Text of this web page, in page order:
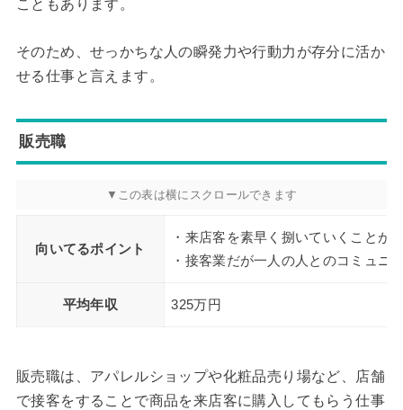
こともあります。
そのため、せっかちな人の瞬発力や行動力が存分に活か
せる仕事と言えます。
販売職
向いてるポイント
・来店客を素早く捌いていくことが
・接客業だが一人の人とのコミュニ
平均年収 325万円
販売職は、アパレルショップや化粧品売り場など、店舗
で接客をすることで商品を来店客に購入してもらう仕事